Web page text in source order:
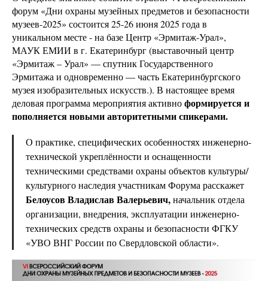
форум «Дни охраны музейных предметов и безопасности
музеев-2025» состоится 25-26 июня 2025 года в
уникальном месте - на базе Центр «Эрмитаж-Урал»,
МАУК ЕМИИ в г. Екатеринбург (выставочный центр
«Эрмитаж – Урал» — спутник Государственного
Эрмитажа и одновременно — часть Екатеринбургского
музея изобразительных искусств.). В настоящее время
деловая программа мероприятия активноформируется и
пополняется новыми авторитетными спикерами.
О практике, специфических особенностях инженерно-
технической укреплённости и оснащенности
техническими средствами охраны объектов культуры/
культурного наследия участникам Форума расскажет
Белоусов Владислав Валерьевич,начальник отдела
организации, внедрения, эксплуатации инженерно-
технических средств охраны и безопасности ФГКУ
«УВО ВНГ России по Свердловской области».